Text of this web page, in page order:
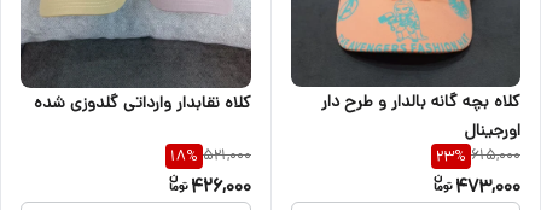
کلاه بچه گانه بالدار و طرح دار
اورجینال
615,000
23%
473,000
کلاه نقابدار وارداتی گلدوزی شده
521,000
18%
426,000